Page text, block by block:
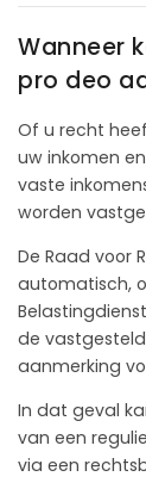
Wanneer
pro deo
Of u recht
uw inkomen
vaste
worden
De Raad voor
automatisch,
de
aanmerking
In dat geval
van een
via een